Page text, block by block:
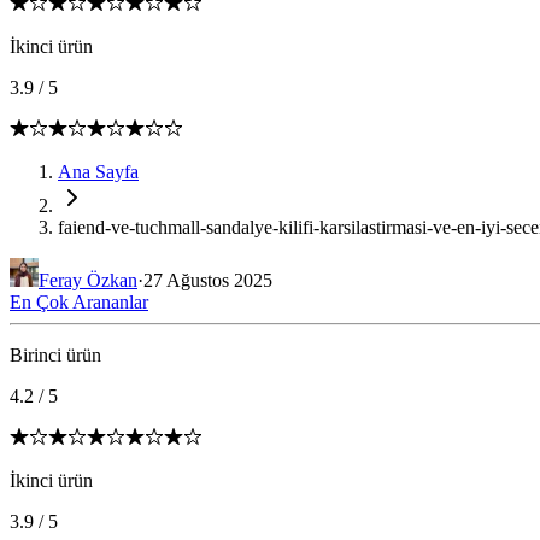
İkinci ürün
3.9 / 5
Ana Sayfa
faiend-ve-tuchmall-sandalye-kilifi-karsilastirmasi-ve-en-iyi-
Feray Özkan·27 Ağustos 2025
En Çok Arananlar
Birinci ürün
4.2 / 5
İkinci ürün
3.9 / 5